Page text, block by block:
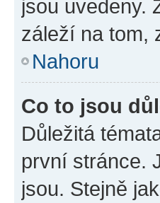
jsou uvedeny.
záleží na tom,
Nahoru
Co to jsou
Důležitá
první stránce.
jsou. Stejně